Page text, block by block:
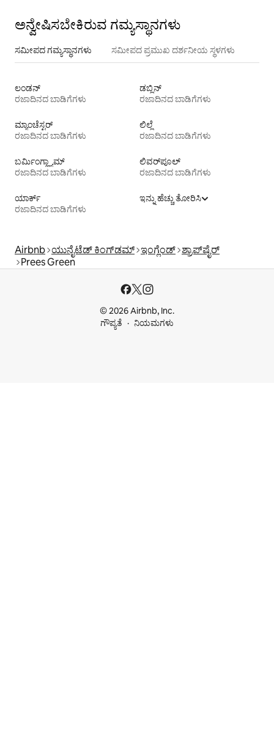
ಅನ್ವೇಷಿಸಬೇಕಿರುವ ಗಮ್ಯಸ್ಥಾನಗಳು
ಸಮೀಪದ ಗಮ್ಯಸ್ಥಾನಗಳು ಸಮೀಪದ ಪ್ರಮುಖ ದರ್ಶನೀಯ ಸ್ಥಳಗಳು
ಲಂಡನ್
ರಜಾದಿನದ ಬಾಡಿಗೆಗಳು
ಡಬ್ಲಿನ್
ರಜಾದಿನದ ಬಾಡಿಗೆಗಳು
ಮ್ಯಾಂಚೆಸ್ಟರ್
ರಜಾದಿನದ ಬಾಡಿಗೆಗಳು
ಲಿಲ್ಲೆ
ರಜಾದಿನದ ಬಾಡಿಗೆಗಳು
ಬರ್ಮಿಂಗ್ಹ್ಯಾಮ್
ರಜಾದಿನದ ಬಾಡಿಗೆಗಳು
ಲಿವರ್‌ಪೂಲ್
ರಜಾದಿನದ ಬಾಡಿಗೆಗಳು
ಯಾರ್ಕ್
ರಜಾದಿನದ ಬಾಡಿಗೆಗಳು
ಇನ್ನು ಹೆಚ್ಚು ತೋರಿಸಿ
Airbnb ಯುನೈಟೆಡ್ ಕಿಂಗ್‌ಡಮ್ ಇಂಗ್ಲೆಂಡ್ ಶ್ರಾಪ್‌ಷೈರ್
Prees Green
© 2026 Airbnb, Inc.
ಗೌಪ್ಯತೆ
ನಿಯಮಗಳು